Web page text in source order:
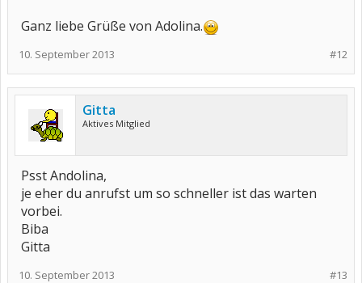
Ganz liebe Grüße von Adolina.
#12
10. September 2013
Gitta
Aktives Mitglied
Psst Andolina,
je eher du anrufst um so schneller ist das warten
vorbei.
Biba
Gitta
#13
10. September 2013